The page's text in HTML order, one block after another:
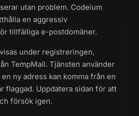
utan problem. Codeium
en aggressiv
tillfälliga e-postdomäner.
under registreringen,
TempMail. Tjänsten använder
ny adress kan komma från en
flaggad. Uppdatera sidan för att
försök igen.